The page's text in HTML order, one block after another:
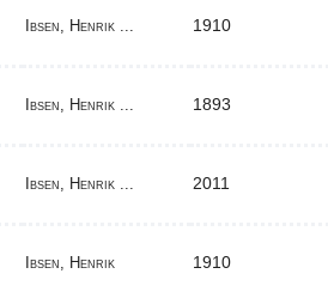
Ibsen, Henrik ... 1910
Ibsen, Henrik ... 1893
Ibsen, Henrik ... 2011
Ibsen, Henrik 1910